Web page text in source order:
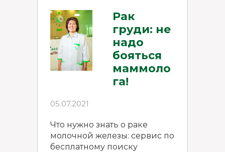
Рак
груди: не
надо
бояться
маммоло
га!
05.07.2021
Что нужно знать о раке
молочной железы: cервис по
бесплатному поиску